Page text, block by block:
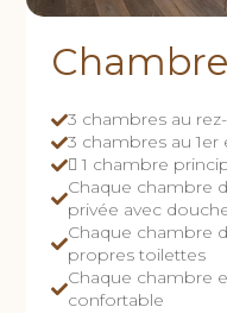
3 chambres au
3 chambres au 1er
 1 chambre
Chaque chambre
privée avec
Chaque chambre
propres toilettes
Chaque chambre
confortable